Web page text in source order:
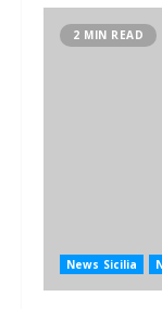
2 MIN READ
News Sicilia